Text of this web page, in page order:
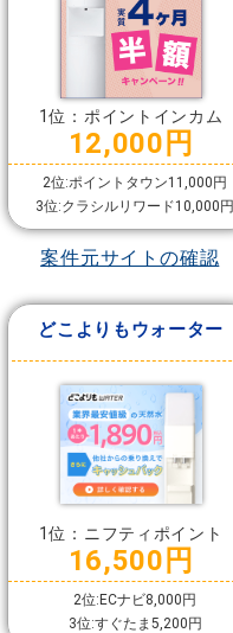
1位：ポイントインカム
12,000円
2位:ポイントタウン11,000円
3位:クラシルリワード10,000円
案件元サイトの確認
どこよりもウォーター
1位：ニフティポイント
16,500円
2位:ECナビ8,000円
3位:すぐたま5,200円